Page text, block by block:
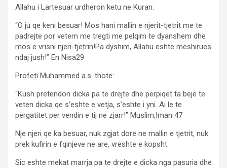
Allahu i Lartesuar urdheron ketu ne Kuran:
“O ju qe keni besuar! Mos hani mallin e njerit-tjetrit me te
padrejte por vetem me tregti me pelqim te dyanshem dhe
mos e vrisni njeri-tjetrin!Pa dyshim, Allahu eshte meshirues
ndaj jush!” En Nisa29
Profeti Muhammed a.s. thote:
“Kush pretendon dicka pa te drejte dhe perpiqet ta beje te
veten dicka qe s’eshte e vetja, s’eshte i yni. Ai le te
pergatitet per vendin e tij ne zjarr!” Muslim,Iman 47
Nje njeri qe ka besuar, nuk zgjat dore ne mallin e tjetrit, nuk
prek kufirin e fqinjeve ne are, vreshte e kopsht.
Sic eshte mekat marrja pa te drejte e dicka nga pasuria dhe